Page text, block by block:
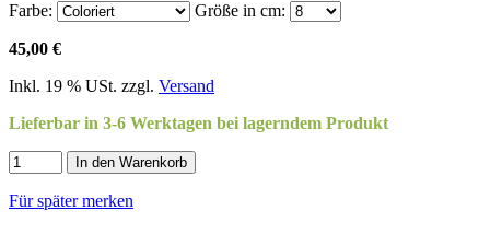
Farbe: Größe in cm:
45,00 €
Inkl. 19 % USt. zzgl. Versand
Lieferbar in 3-6 Werktagen bei lagerndem Produkt
In den Warenkorb
Für später merken